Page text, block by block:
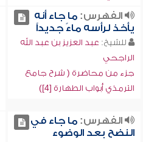
الفهرس:ما جاء أنه
يأخذ لرأسه ماءً جديداً
للشيخ: عبد العزيز بن عبد الله
الراجحي
جزء من محاضرة ( شرح جامع
الترمذي أبواب الطهارة [4])
الفهرس:ما جاء في
النضح بعد الوضوء